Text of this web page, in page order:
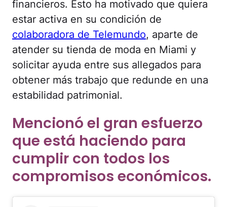
financieros. Esto ha motivado que quiera
estar activa en su condición de
colaboradora de Telemundo, aparte de
atender su tienda de moda en Miami y
solicitar ayuda entre sus allegados para
obtener más trabajo que redunde en una
estabilidad patrimonial.
Mencionó el gran esfuerzo
que está haciendo para
cumplir con todos los
compromisos económicos.